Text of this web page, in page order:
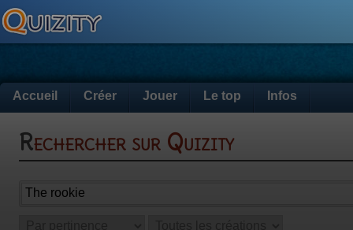
Accueil Créer Jouer Le top Infos
Rechercher sur Quizity